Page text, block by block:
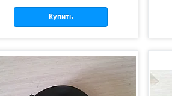
Купить